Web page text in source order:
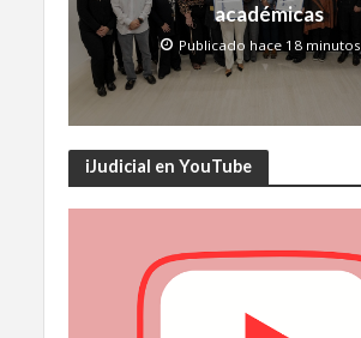
académicas
Publicado hace 18 minutos
iJudicial en YouTube